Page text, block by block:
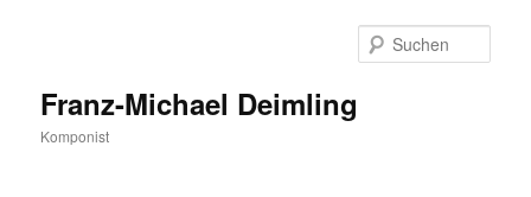
Franz-Michael Deimling
Komponist